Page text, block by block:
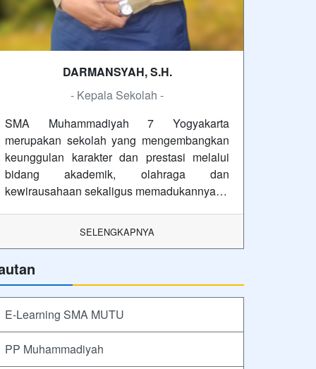
DARMANSYAH, S.H.
- Kepala Sekolah -
SMA Muhammadiyah 7 Yogyakarta
merupakan sekolah yang mengembangkan
keunggulan karakter dan prestasi melalui
bidang akademik, olahraga dan
kewirausahaan sekaligus memadukannya…
SELENGKAPNYA
E-Learning SMA MUTU
PP Muhammadiyah